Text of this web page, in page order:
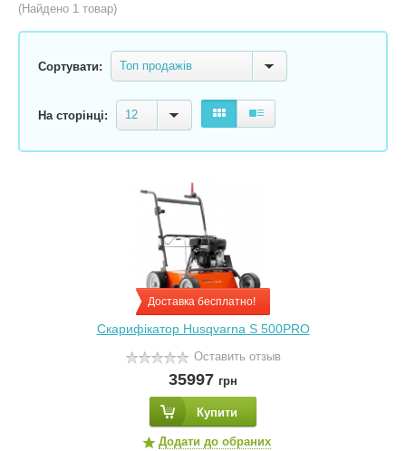
(Найдено 1 товар)
Сортувати: Топ продажів
На сторінці: 12
Доставка бесплатно!
Скарифікатор Husqvarna S 500PRO
Оставить отзыв
35997 грн
Купити
Додати до обраних